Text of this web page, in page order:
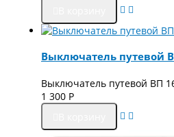
Выключатель путевой
Выключатель путевой ВП
1 300 Р